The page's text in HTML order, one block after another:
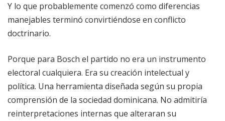
Y lo que probablemente comenzó como diferencias
manejables terminó convirtiéndose en conflicto
doctrinario.
Porque para Bosch el partido no era un instrumento
electoral cualquiera. Era su creación intelectual y
política. Una herramienta diseñada según su propia
comprensión de la sociedad dominicana. No admitiría
reinterpretaciones internas que alteraran su